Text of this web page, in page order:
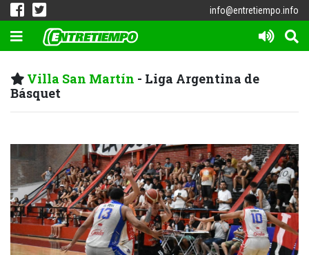
info@entretiempo.info
Villa San Martín - Liga Argentina de
Básquet